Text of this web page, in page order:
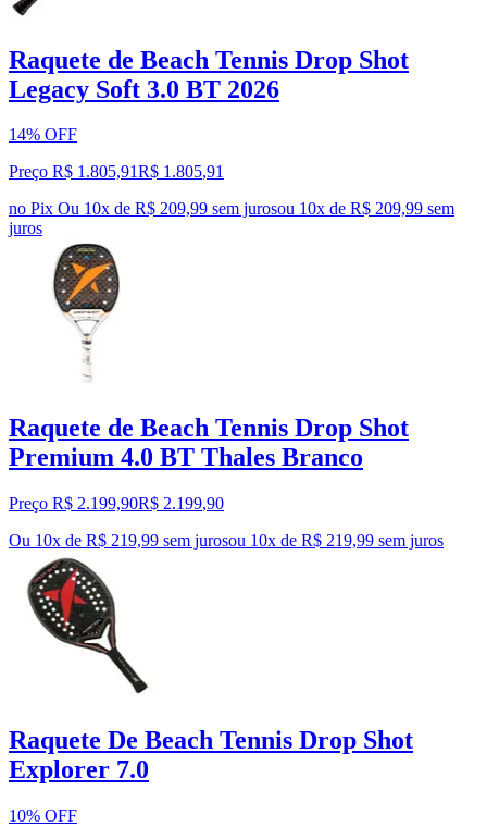
Raquete de Beach Tennis Drop Shot
Legacy Soft 3.0 BT 2026
14% OFF
Preço R$ 1.805,91R$ 1.805,91
no Pix Ou 10x de R$ 209,99 sem jurosou 10x de R$ 209,99 sem
juros
Raquete de Beach Tennis Drop Shot
Premium 4.0 BT Thales Branco
Preço R$ 2.199,90R$ 2.199,90
Ou 10x de R$ 219,99 sem jurosou 10x de R$ 219,99 sem juros
Raquete De Beach Tennis Drop Shot
Explorer 7.0
10% OFF